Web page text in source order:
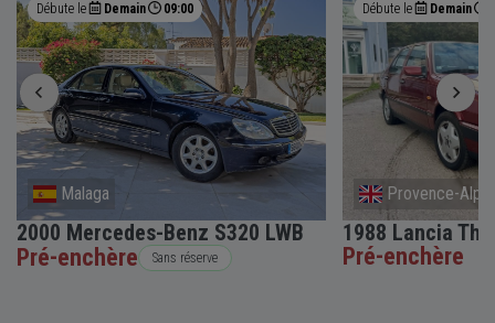
Débute le Demain 09:00
Malaga
2000 Mercedes-Benz S320 LWB
Pré-enchère Sans réserve
Débute le Demain
Provence-
1988 Lancia
Pré-enchère